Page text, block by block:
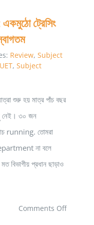
ট্রেসিং
Review, Subject
, Subject
শুরু হয় মাত্র পাঁচ বছর
নেই। ৩০ জন
running. তোমরা
না বলে
বিভাগীয় প্রধান ছাড়াও
Comments Offon